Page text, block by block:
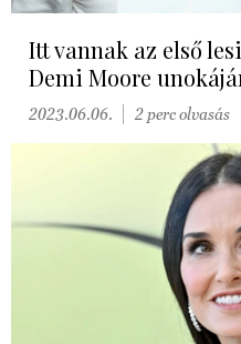
Itt vannak az első
Demi Moore
2023.06.06. 2 perc olvasás